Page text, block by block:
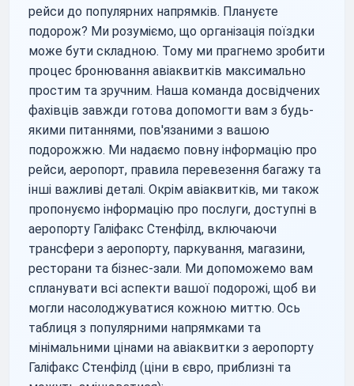
рейси до популярних напрямків. Плануєте
подорож? Ми розуміємо, що організація поїздки
може бути складною. Тому ми прагнемо зробити
процес бронювання авіаквитків максимально
простим та зручним. Наша команда досвідчених
фахівців завжди готова допомогти вам з будь-
якими питаннями, пов'язаними з вашою
подорожжю. Ми надаємо повну інформацію про
рейси, аеропорт, правила перевезення багажу та
інші важливі деталі. Окрім авіаквитків, ми також
пропонуємо інформацію про послуги, доступні в
аеропорту Галіфакс Стенфілд, включаючи
трансфери з аеропорту, паркування, магазини,
ресторани та бізнес-зали. Ми допоможемо вам
спланувати всі аспекти вашої подорожі, щоб ви
могли насолоджуватися кожною миттю. Ось
таблиця з популярними напрямками та
мінімальними цінами на авіаквитки з аеропорту
Галіфакс Стенфілд (ціни в євро, приблизні та